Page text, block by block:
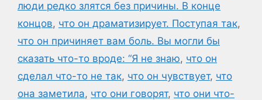
люди редко злятся без причины. В конце
концов, что он драматизирует. Поступая так,
что он причиняет вам боль. Вы могли бы
сказать что-то вроде: “Я не знаю, что он
сделал что-то не так, что он чувствует, что
она заметила, что они говорят, что они что-